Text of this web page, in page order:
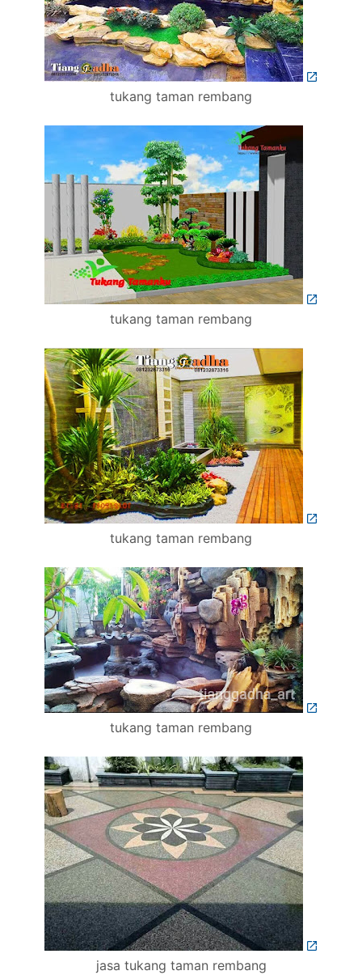
tukang taman rembang
tukang taman rembang
tukang taman rembang
tukang taman rembang
jasa tukang taman rembang